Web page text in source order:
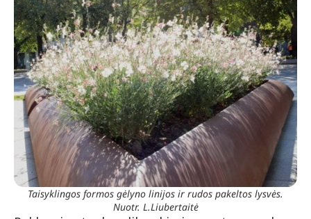
Taisyklingos formos gėlyno linijos ir rudos pakeltos lysvės.
Nuotr. L.Liubertaitė